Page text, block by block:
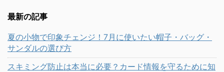
最新の記事
夏の小物で印象チェンジ！7月に使いたい帽子・バッグ・
サンダルの選び方
スキミング防止は本当に必要？カード情報を守るために知